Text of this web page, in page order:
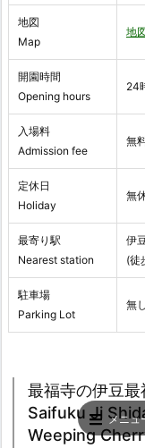
地図
Map
地
開園時間
Opening hours
24
入場料
Admission fee
無
定休日
Holiday
無
最寄り駅
Nearest station
伊
(徒
駐車場
Parking Lot
無
最福寺の伊豆
Saifuku Ji
Weeping
メニュ